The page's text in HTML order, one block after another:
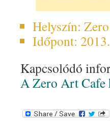
Helyszín:
Időpont:
Kapcsolódó
A Zero Art Cafe